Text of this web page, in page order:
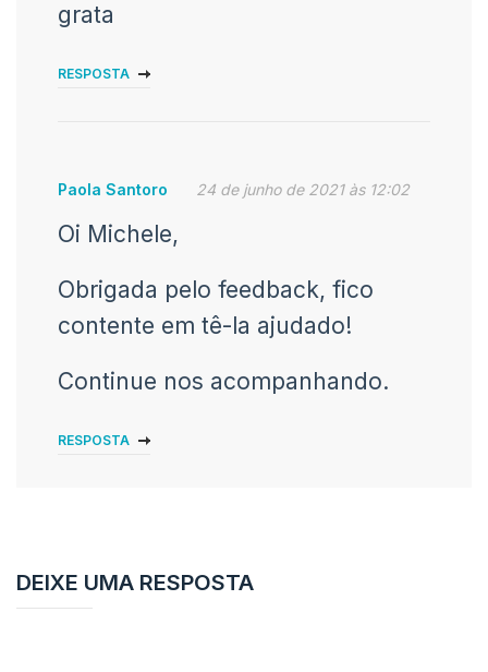
grata
RESPOSTA
Paola Santoro 24 de junho de 2021 às 12:02
Oi Michele,
Obrigada pelo feedback, fico
contente em tê-la ajudado!
Continue nos acompanhando.
RESPOSTA
DEIXE UMA RESPOSTA